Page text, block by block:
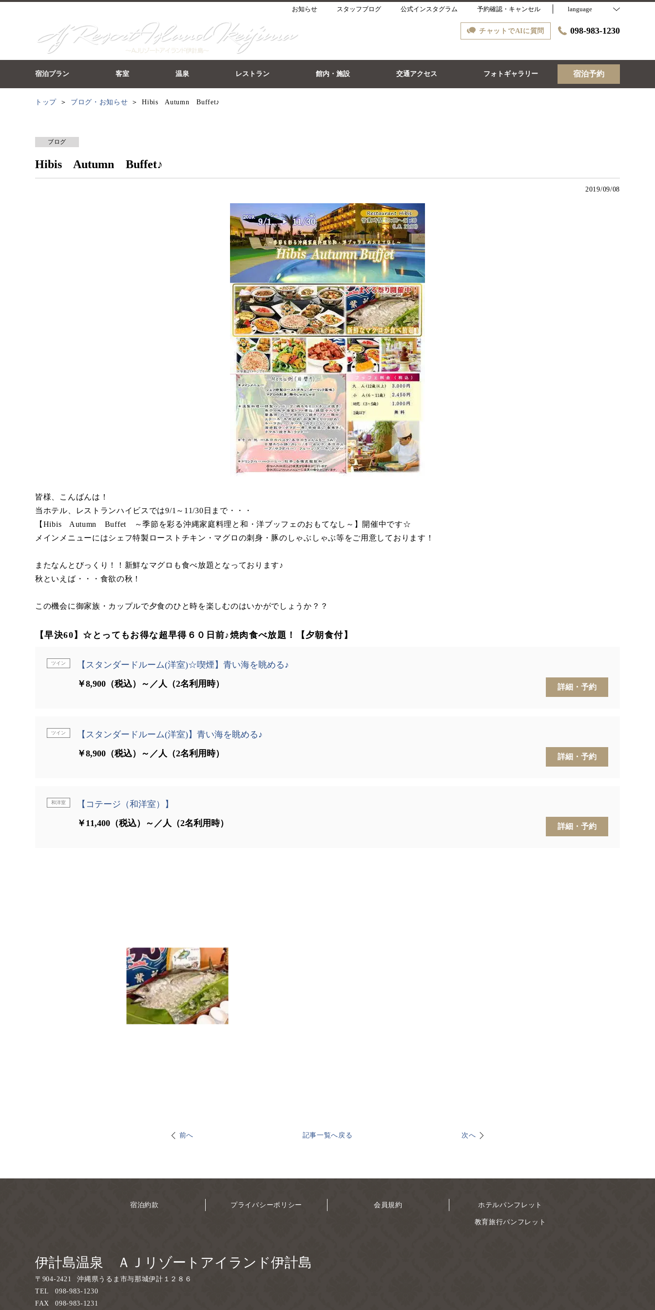
お知らせ スタッフブログ 公式インスタグラム 予約確認・キャンセル language
チャットでAIに質問 098-983-1230
宿泊プラン 客室 温泉 レストラン 館内・施設 交通アクセス フォトギャラリー 宿泊予約
トップ ブログ・お知らせ Hibis Autumn Buffet♪
ブログ
Hibis Autumn Buffet♪
2019/09/08
皆様、こんばんは！
当ホテル、レストランハイビスでは9/1～11/30日まで・・・
【Hibis Autumn Buffet ～季節を彩る沖縄家庭料理と和・洋ブッフェのおもてなし～】開催中です☆
メインメニューにはシェフ特製ローストチキン・マグロの刺身・豚のしゃぶしゃぶ等をご用意しております！
またなんとびっくり！！新鮮なマグロも食べ放題となっております♪
秋といえば・・・食欲の秋！
この機会に御家族・カップルで夕食のひと時を楽しむのはいかがでしょうか？？
【早決60】☆とってもお得な超早得６０日前♪焼肉食べ放題！【夕朝食付】
ツイン
【スタンダードルーム(洋室)☆喫煙】青い海を眺める♪
￥8,900（税込）～／人（2名利用時）
詳細・予約
ツイン
【スタンダードルーム(洋室)】青い海を眺める♪
￥8,900（税込）～／人（2名利用時）
詳細・予約
和洋室
【コテージ（和洋室）】
￥11,400（税込）～／人（2名利用時）
詳細・予約
前へ 記事一覧へ戻る 次へ
宿泊約款 プライバシーポリシー 会員規約 ホテルパンフレット
教育旅行パンフレット
伊計島温泉 ＡＪリゾートアイランド伊計島
〒 904-2421
沖縄県うるま市与那城伊計１２８６
TEL
098-983-1230
FAX
098-983-1231